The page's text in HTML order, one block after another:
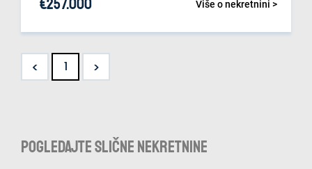
Više o nekretnini >
€257.000
< 1 >
Pogledajte slične nekretnine